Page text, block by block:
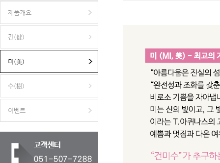
제품개요
건(健)
미(美)
수(樹)
이벤트